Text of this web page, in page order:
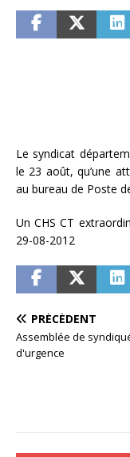
Le syndicat
le 23 août, qu’une
au bureau de Poste
Un CHS CT
29-08-2012
PRÉCÉDENT
Assemblée de
d'urgence